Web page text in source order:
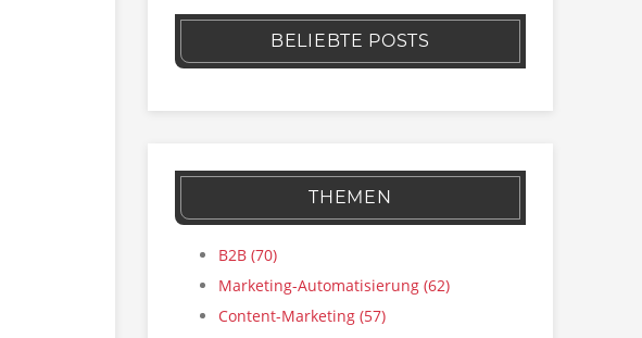
BELIEBTE POSTS
THEMEN
B2B (70)
Marketing-Automatisierung (62)
Content-Marketing (57)